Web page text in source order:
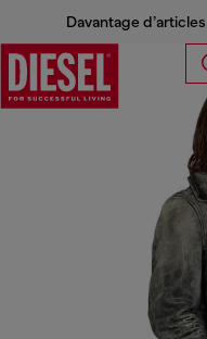
Davantage